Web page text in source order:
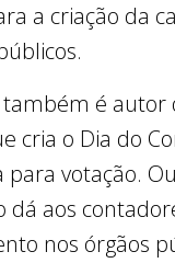
a criação da
é autor
cria o Dia do
para votação.
dá aos
nos órgãos